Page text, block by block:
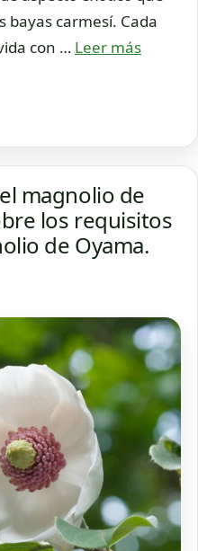
bayas carmesí. Cada
con … Leer más
magnolio de
los requisitos
de Oyama.